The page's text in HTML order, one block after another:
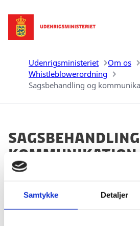
Samtykke Detaljer
Gå til forsiden
Udenrigsministeriet Om os
Whistleblowerordning
Sagsbehandling og
kommunikation
Din henvendelse behandles af